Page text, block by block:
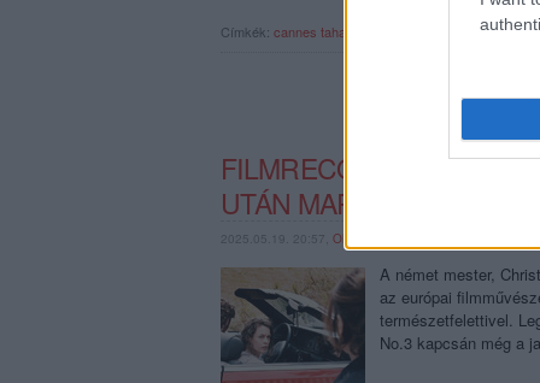
Címkék: cannes tahar rahim cannes
FILMRECORDER
UTÁN MARADT ŰRT.
2025.05.19. 20:57, ONOZOROBI
A német mester,
az európai
természetfelettivel.
No.3 kapcsán még a